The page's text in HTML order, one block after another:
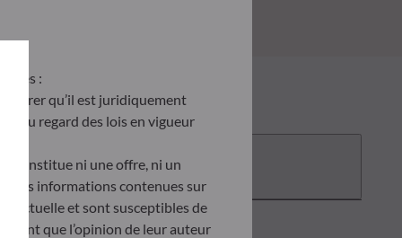
Documentation
:
qu’il est juridiquement
au regard des lois en vigueur
constitue ni une offre, ni un
Les informations contenues sur
et sont susceptibles de
que l’opinion de leur auteur